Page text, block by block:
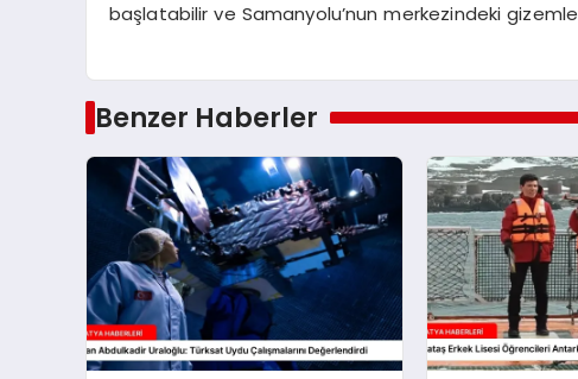
başlatabilir ve Samanyolu’nun merkezindeki
Benzer Haberler